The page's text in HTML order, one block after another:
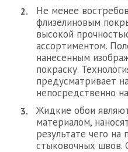
Не менее
флизелиновым
высокой
ассортиментом.
нанесенным
покраску.
предусматривает
непосредственно
Жидкие обои
материалом,
результате чего на
стыковочных швов.